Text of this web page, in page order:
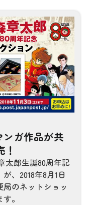
ガ作品が共
太郎生誕80周年記
、2018年8月1日
局のネットショッ
。